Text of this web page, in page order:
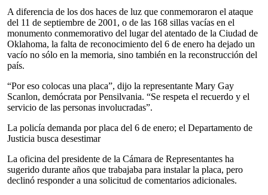
A diferencia de los dos haces de luz que conmemoraron el ataque
del 11 de septiembre de 2001, o de las 168 sillas vacías en el
monumento conmemorativo del lugar del atentado de la Ciudad de
Oklahoma, la falta de reconocimiento del 6 de enero ha dejado un
vacío no sólo en la memoria, sino también en la reconstrucción del
país.
“Por eso colocas una placa”, dijo la representante Mary Gay
Scanlon, demócrata por Pensilvania. “Se respeta el recuerdo y el
servicio de las personas involucradas”.
La policía demanda por placa del 6 de enero; el Departamento de
Justicia busca desestimar
La oficina del presidente de la Cámara de Representantes ha
sugerido durante años que trabajaba para instalar la placa, pero
declinó responder a una solicitud de comentarios adicionales.